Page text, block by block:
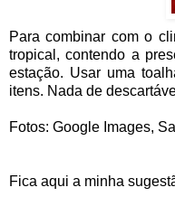
Para combinar com o
tropical, contendo a
estação. Usar uma
itens. Nada de
Fotos: Google Images,
Fica aqui a minha